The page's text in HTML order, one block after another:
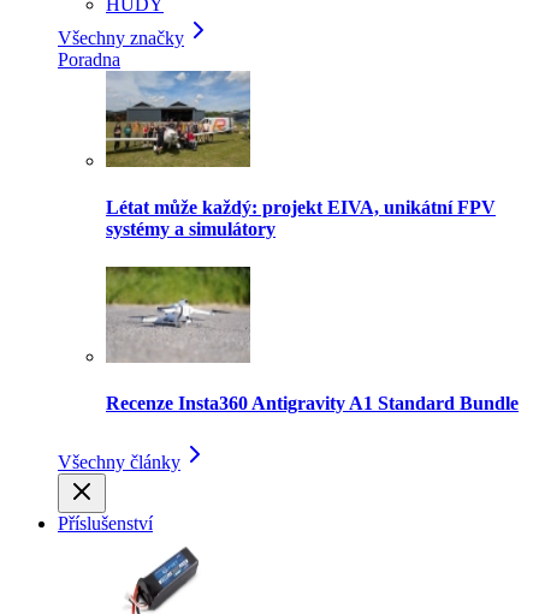
HUDY
Všechny značky
Poradna
Létat může každý: projekt EIVA, unikátní FPV
systémy a simulátory
Recenze Insta360 Antigravity A1 Standard Bundle
Všechny články
Příslušenství